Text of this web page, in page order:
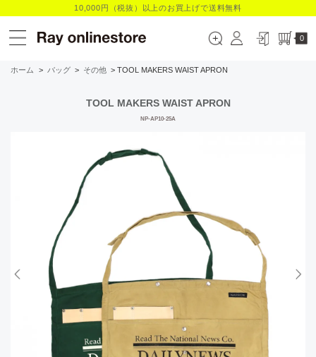
10,000円（税抜）以上のお買上げで送料無料
0
ホーム > バッグ > その他 > TOOL MAKERS WAIST APRON
TOOL MAKERS WAIST APRON
NP-AP10-25A